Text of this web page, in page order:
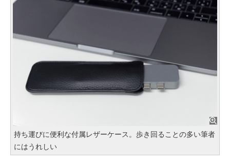
持ち運びに便利な付属レザーケース。歩き回ることの多い筆者
にはうれしい